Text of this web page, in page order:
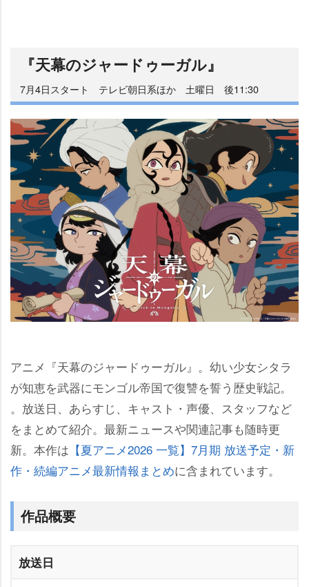
『天幕のジャードゥーガル』
7月4日スタート テレビ朝日系ほか 土曜日 後11:30
アニメ『天幕のジャードゥーガル』。幼い少女シタラ
が知恵を武器にモンゴル帝国で復讐を誓う歴史戦記。
。放送日、あらすじ、キャスト・声優、スタッフなど
をまとめて紹介。最新ニュースや関連記事も随時更
新。本作は 【夏アニメ2026 一覧】7月期 放送予定・新
作・続編アニメ最新情報まとめに含まれています。
作品概要
放送日